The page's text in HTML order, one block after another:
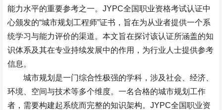
能力水平的重要参考之一。JYPC全国职业资格考试认证中
心颁发的“城市规划工程师”证书，旨在为从业者提供一个系
统学习与能力评价的渠道。本文旨在探讨该认证所涵盖的知
识体系及其在专业持续发展中的作用，为行业人士提供参考
信息。
城市规划是一门综合性极强的学科，涉及社会、经济、
环境、空间与技术等多个维度。一名合格的城市规划工作
者，需要构建起系统而完整的知识架构。JYPC全国职业资